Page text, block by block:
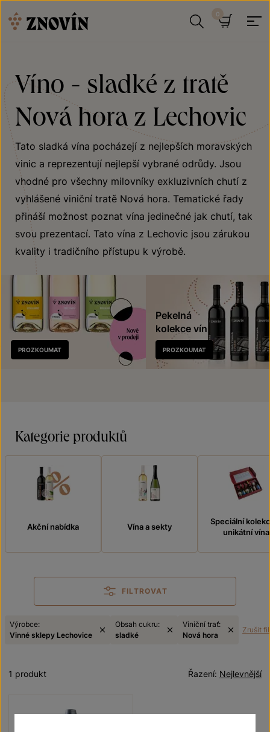
Víno - sladké z tratě
Nová hora z Lechovic
Tato sladká vína pocházejí z nejlepších moravských
vinic a reprezentují nejlepší vybrané odrůdy. Jsou
vhodné pro všechny milovníky exkluzivních chutí z
vyhlášené viniční tratě Nová hora. Tematické řady
přináší možnost poznat vína jedinečné jak chutí, tak
svou prezentací. Tato vína z Lechovic jsou zárukou
kvality i tradičního přístupu k výrobě.
Nově
v prodeji
PROZKOUMAT
Pekelná
kolekce vín
PROZKOUMAT
Kategorie produktů
Akční nabídka Vína a sekty
Speciální
unikátní vína
FILTROVAT
Výrobce:
Vinné sklepy Lechovice
Obsah cukru:
sladké
Viniční trať:
Nová hora
Zrušit
Nejlevnější
Řazení:
1 produkt